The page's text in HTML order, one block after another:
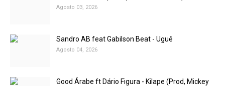
Agosto 03, 2026
Sandro AB feat Gabilson Beat - Uguê
Agosto 04, 2026
Good Árabe ft Dário Figura - Kilape (Prod, Mickey